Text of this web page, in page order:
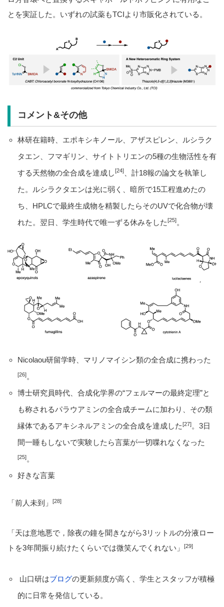
とを実証した。いずれの試薬もTCIより市販化されている。
コメント&その他
林研在籍時、エポキシキノール、アザスピレン、ルシラク
タエン、フマギリン、サイトトリエンの5種の生物活性を有
する天然物の全合成を達成し [24]、計18報の論文を執筆し
た。ルシラクタエンは光に弱く、暗所で15工程進めたの
ち、HPLCで最終生成物を精製したらそのUVで化合物が壊
れた。翌日、学生時代で唯一ずる休みをした [25]。
Nicolaou研留学時、マリノマイシン類の全合成に携わった
[26]。
博士研究員時代、合成化学界の“フェルマーの最終定理”と
も称されるパラウアミンの全合成チームに加わり、その類
縁体であるアキシネルアミンの全合成を達成した[27]。3日
間一睡もしないで実験したら言葉が一切喋れなくなった
[25]。
好きな言葉
「前人未到」 [28]
「天は意地悪で，除夜の鐘を聞きながら3リットルの分液ロー
トを3年間振り続けたくらいでは微笑んでくれない」
[29]
山口研はブログの更新頻度が高く、学生とスタッフが積極
的に日常を発信している。